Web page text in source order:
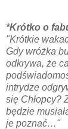
*Krótko o
"Krótkie
Gdy wróżka
odkrywa, że
intrydze
się Chłopcy?
będzie
je poznać…"